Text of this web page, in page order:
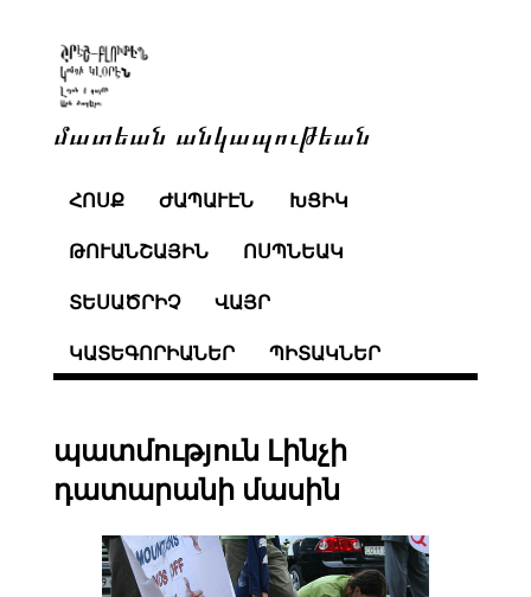
մատեան անկապութեան
ՀՈՍՔ ԺԱՊԱՒԷՆ ԽՑԻԿ
ԹՈՒԱՆՇԱՅԻՆ ՈՍՊՆԵԱԿ
ՏԵՍԱԾՐԻՉ ՎԱՅՐ
ԿԱՏԵԳՈՐԻԱՆԵՐ ՊԻՏԱԿՆԵՐ
պատմություն Լինչի
դատարանի մասին